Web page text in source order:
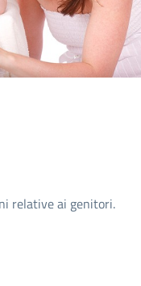
relative ai genitori.